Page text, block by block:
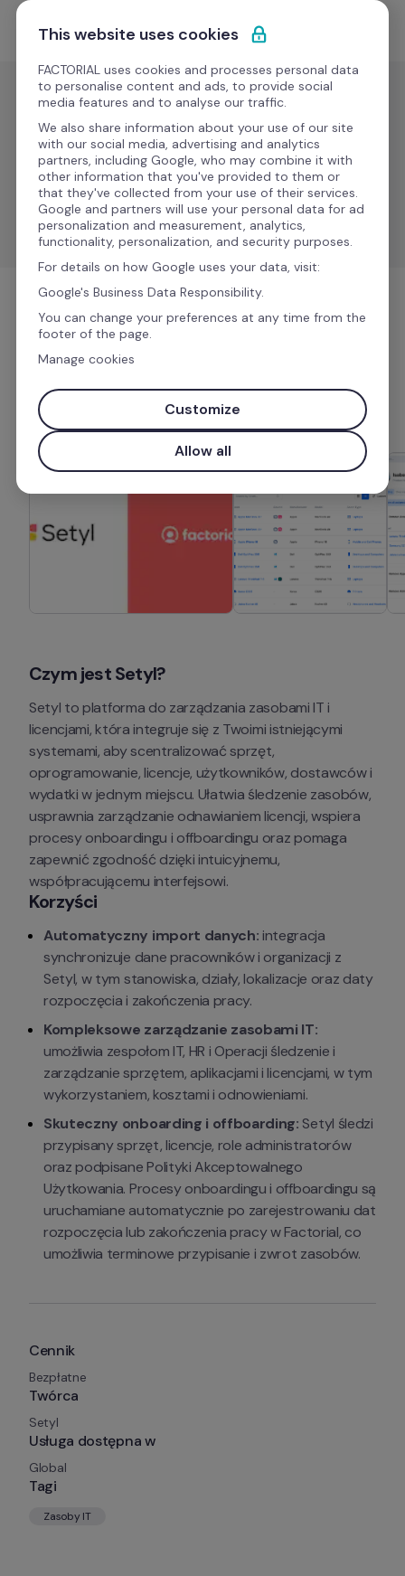
Przejdź do treści
Zacznij darmowo
Nowe
Zasoby IT
Setyl
Centralizuj zarządzanie zasobami IT i uprość procesy
wdrażania oraz zwalniania pracowników.
Zasoby IT
Cennik
Bezpłatne
Twórca
Setyl
Usługa dostępna w
Global
Tagi
Zasoby IT
Więcej informacji
Czym jest Setyl?
Setyl to platforma do zarządzania zasobami IT i
licencjami, która integruje się z Twoimi istniejącymi
systemami, aby scentralizować sprzęt,
oprogramowanie, licencje, użytkowników, dostawców i
wydatki w jednym miejscu. Ułatwia śledzenie zasobów,
usprawnia zarządzanie odnawianiem licencji, wspiera
procesy onboardingu i offboardingu oraz pomaga
zapewnić zgodność dzięki intuicyjnemu,
współpracującemu interfejsowi.
Korzyści
Automatyczny import danych: integracja
synchronizuje dane pracowników i organizacji z
Setyl, w tym stanowiska, działy, lokalizacje oraz daty
rozpoczęcia i zakończenia pracy.
Kompleksowe zarządzanie zasobami IT:
umożliwia zespołom IT, HR i Operacji śledzenie i
zarządzanie sprzętem, aplikacjami i licencjami, w tym
wykorzystaniem, kosztami i odnowieniami.
Skuteczny onboarding i offboarding: Setyl śledzi
przypisany sprzęt, licencje, role administratorów
oraz podpisane Polityki Akceptowalnego
Użytkowania. Procesy onboardingu i offboardingu są
uruchamiane automatycznie po zarejestrowaniu dat
rozpoczęcia lub zakończenia pracy w Factorial, co
umożliwia terminowe przypisanie i zwrot zasobów.
This website uses cookies
FACTORIAL uses cookies and processes personal data
to personalise content and ads, to provide social
media features and to analyse our traffic.
We also share information about your use of our site
with our social media, advertising and analytics
partners, including Google, who may combine it with
other information that you've provided to them or
that they've collected from your use of their services.
Google and partners will use your personal data for ad
personalization and measurement, analytics,
functionality, personalization, and security purposes.
For details on how Google uses your data, visit:
Google's Business Data Responsibility.
You can change your preferences at any time from the
footer of the page.
Manage cookies
Customize
Allow all